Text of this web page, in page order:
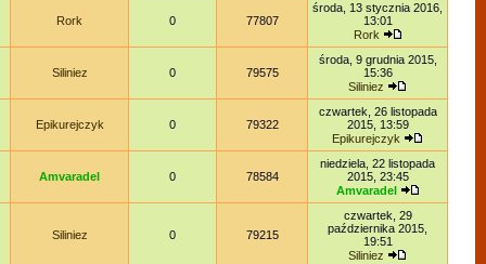
Rork 0 77807
środa, 13 stycznia 2016,
13:01
Rork
Siliniez 0 79575
środa, 9 grudnia 2015,
15:36
Siliniez
Epikurejczyk 0 79322
czwartek, 26 listopada
2015, 13:59
Epikurejczyk
Amvaradel 0 78584
niedziela, 22 listopada
2015, 23:45
Amvaradel
Siliniez 0 79215
czwartek, 29
października 2015,
19:51
Siliniez